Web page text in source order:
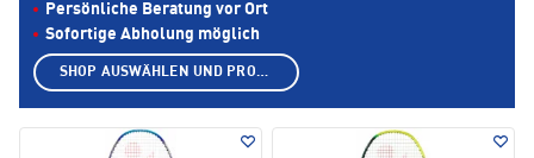
Persönliche Beratung vor Ort
Sofortige Abholung möglich
SHOP AUSWÄHLEN UND PRODUKTE ANZEIGEN